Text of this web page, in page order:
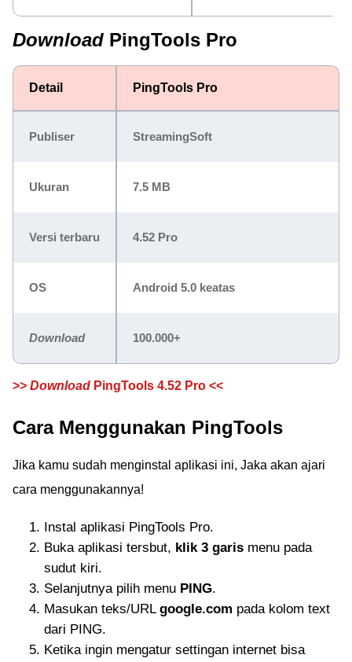
Download PingTools Pro
Detail PingTools Pro
Publiser StreamingSoft
Ukuran 7.5 MB
Versi terbaru 4.52 Pro
OS Android 5.0 keatas
Download 100.000+
>> Download PingTools 4.52 Pro <<
Cara Menggunakan PingTools
Jika kamu sudah menginstal aplikasi ini, Jaka akan ajari
cara menggunakannya!
Instal aplikasi PingTools Pro.
Buka aplikasi tersbut, klik 3 garis menu pada
sudut kiri.
Selanjutnya pilih menu PING.
Masukan teks/URL google.com pada kolom text
dari PING.
Ketika ingin mengatur settingan internet bisa